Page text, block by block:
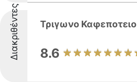
Διακριθέντες Τριγωνο Καφεποτειο
8.6